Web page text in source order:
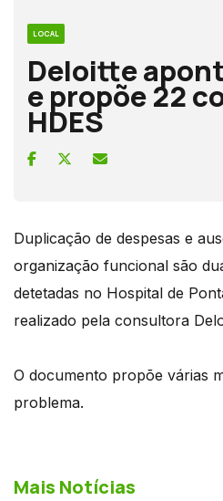
LOCAL
Deloitte
e propõe 22
HDES
Duplicação de despesas e
organização funcional são
detetadas no Hospital de
realizado pela consultora
O documento propõe várias
problema.
Mais Notícias